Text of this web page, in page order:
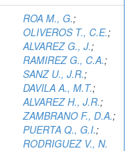
ROA M., G.;
OLIVEROS T., C.E.;
ALVAREZ G., J.;
RAMIREZ G., C.A.;
SANZ U., J.R.;
DAVILA A., M.T.;
ALVAREZ H., J.R.;
ZAMBRANO F., D.A.;
PUERTA Q., G.I.;
RODRIGUEZ V., N.